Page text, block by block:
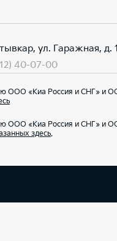
ул. Гаражная, д.
40-07-00
ООО «Киа Россия и СНГ» и
ООО «Киа Россия и СНГ» и
здесь.